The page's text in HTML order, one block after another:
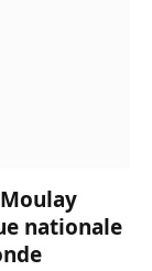
nationale